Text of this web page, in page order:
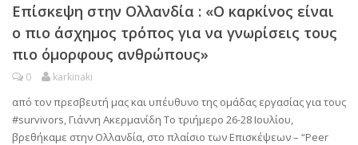
Επίσκεψη στην Ολλανδία : «Ο καρκίνος είναι
ο πιο άσχημος τρόπος για να γνωρίσεις τους
πιο όμορφους ανθρώπους»
0 karkinaki
από τον πρεσβευτή μας και υπέυθυνο της ομάδας εργασίας για τους
#survivors, Γιάννη Ακερμανίδη Το τριήμερο 26-28 Ιουλίου,
βρεθήκαμε στην Ολλανδία, στο πλαίσιο των Επισκέψεων – “Peer